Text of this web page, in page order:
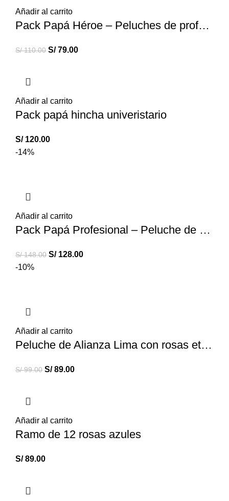
Añadir al carrito
Pack Papá Héroe – Peluches de profesiones
S/110.00 S/ 79.00
Añadir al carrito
Pack papá hincha univeristario
S/ 120.00
-14%
Añadir al carrito
Pack Papá Profesional – Peluche de profesiones
S/148.00 S/ 128.00
-10%
Añadir al carrito
Peluche de Alianza Lima con rosas eternas
S/99.00 S/ 89.00
Añadir al carrito
Ramo de 12 rosas azules
S/ 89.00